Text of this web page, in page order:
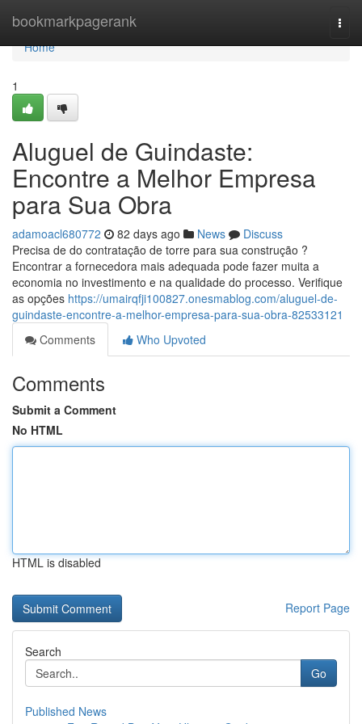
bookmarkpagerank
Home
Home
1
Aluguel de Guindaste:
Encontre a Melhor Empresa
para Sua Obra
adamoacl680772 82 days ago News
Discuss
Precisa de do contratação de torre para sua construção ?
Encontrar a fornecedora mais adequada pode fazer muita a
economia no investimento e na qualidade do processo. Verifique
as opções https://umairqfji100827.onesmablog.com/aluguel-de-
guindaste-encontre-a-melhor-empresa-para-sua-obra-82533121
Comments
Who Upvoted
Comments
Submit a Comment
No HTML
HTML is disabled
Report Page
Search
Go
Published News